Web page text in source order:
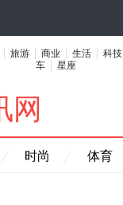
旅游 商业 生活 科技
车
星座
网
时尚 体育